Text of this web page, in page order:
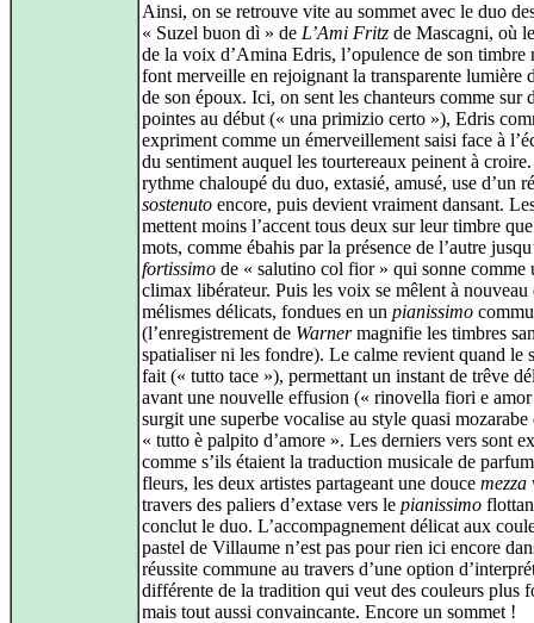
Ainsi, on se retrouve vite au sommet avec le duo
« Suzel buon dì » de L’Ami Fritz de Mascagni, où
de la voix d’Amina Edris, l’opulence de son timbre
font merveille en rejoignant la transparente lumière
de son époux. Ici, on sent les chanteurs comme sur
pointes au début (« una primizio certo »), Edris
expriment comme un émerveillement saisi face à
du sentiment auquel les tourtereaux peinent à
rythme chaloupé du duo, extasié, amusé, use d’un
sostenuto encore, puis devient vraiment dansant.
mettent moins l’accent tous deux sur leur timbre
mots, comme ébahis par la présence de l’autre
fortissimo de « salutino col fior » qui sonne comme
climax libérateur. Puis les voix se mêlent à nouveau
mélismes délicats, fondues en un pianissimo
(l’enregistrement de Warnermagnifie les timbres
spatialiser ni les fondre). Le calme revient quand le
fait (« tutto tace »), permettant un instant de trêve
avant une nouvelle effusion (« rinovella fiori e
surgit une superbe vocalise au style quasi mozarabe
« tutto è palpito d’amore ». Les derniers vers sont
comme s’ils étaient la traduction musicale de
fleurs, les deux artistes partageant une douce mezza
travers des paliers d’extase vers le pianissimo
conclut le duo. L’accompagnement délicat aux
pastel de Villaume n’est pas pour rien ici encore
réussite commune au travers d’une option
différente de la tradition qui veut des couleurs plus
mais tout aussi convaincante. Encore un sommet !